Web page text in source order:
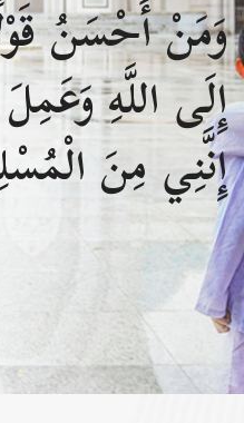
وَمَنْ أَحْسَنُ
إِلَى اللَّهِ
إِنَّنِي مِنَ